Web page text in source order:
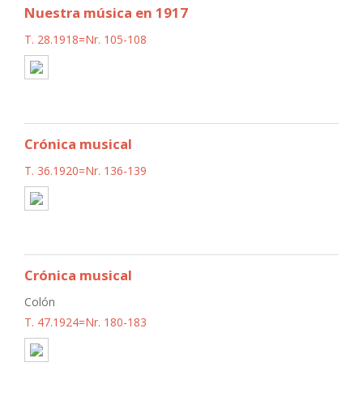
Nuestra música en 1917
T. 28.1918=Nr. 105-108
Crónica musical
T. 36.1920=Nr. 136-139
Crónica musical
Colón
T. 47.1924=Nr. 180-183